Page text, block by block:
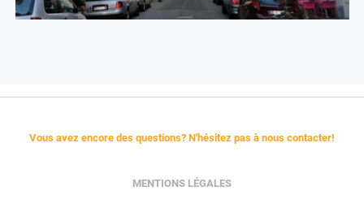
Vous avez encore des questions? N'hésitez pas à nous contacter!
MENTIONS LÉGALES